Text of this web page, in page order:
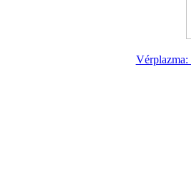
Vérplazma: